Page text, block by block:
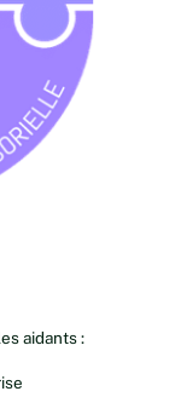
aidants :